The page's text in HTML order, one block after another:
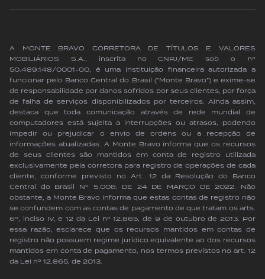
A MONTE BRAVO CORRETORA DE TÍTULOS E VALORES
MOBILIÁRIOS S.A., inscrita no CNPJ/ME sob o nº
50.489.148/0001-00, é uma instituição financeira autorizada a
funcionar pelo Banco Central do Brasil (“Monte Bravo”) e exime-se
de responsabilidade por danos sofridos por seus clientes, por força
de falha de serviços disponibilizados por terceiros. Ainda assim,
destaca que toda comunicação através de rede mundial de
computadores está sujeita a interrupções ou atrasos, podendo
impedir ou prejudicar o envio de ordens ou a recepção de
informações atualizadas. A Monte Bravo informa que os recursos
de seus clientes são mantidos em conta de registro utilizada
exclusivamente pela corretora para registro de operações de cada
cliente, conforme previsto no Art. 12 da Resolução do Banco
Central do Brasil Nº 5.008, DE 24 DE MARÇO DE 2022. Não
obstante, a Monte Bravo informa que estas contas de registro não
se confundem com as contas de pagamento de que tratam os arts.
6º, inciso IV, e 12 da Lei nº 12.865, de 9 de outubro de 2013. Por
essa razão, esclarece que os recursos mantidos em contas de
registro não possuem regime jurídico equivalente ao dos recursos
mantidos em conta de pagamento, nos termos previstos no art. 12
da Lei nº 12.865, de 2013.